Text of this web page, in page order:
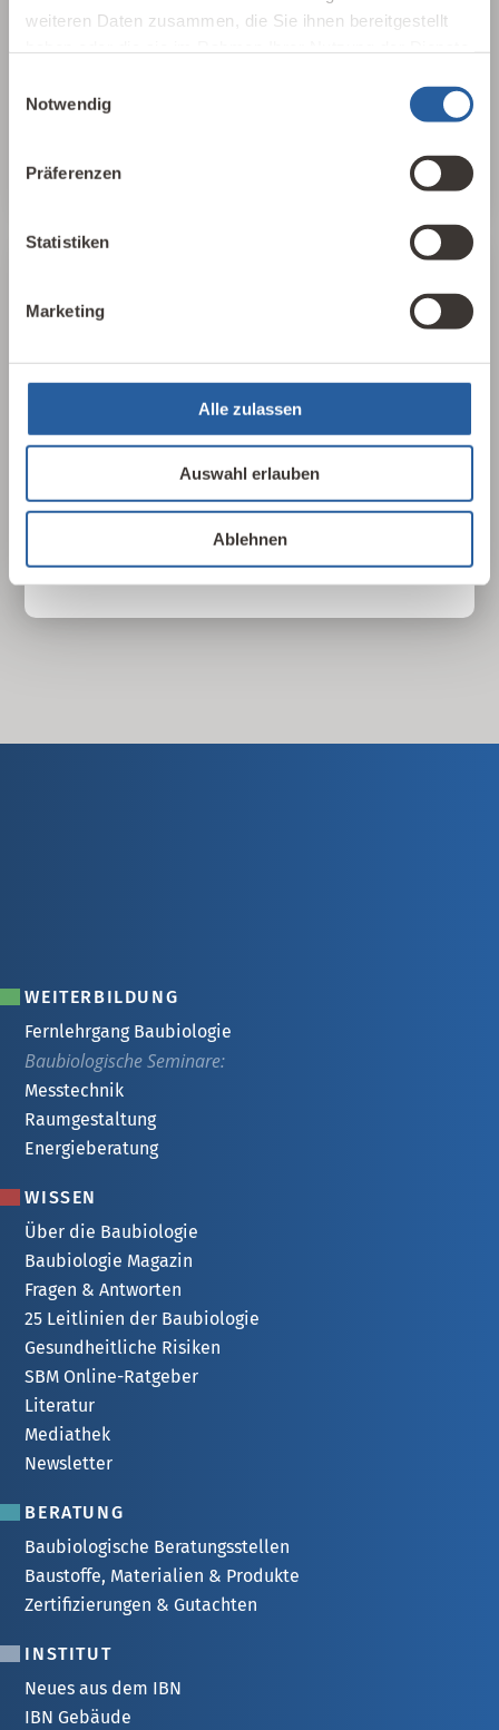
weiteren Daten zusammen, die Sie ihnen bereitgestellt
Notwendig
Präferenzen
Statistiken
Marketing
Alle zulassen
Auswahl erlauben
Ablehnen
Natur aus? Dabei werden ganzheitlich
25 Leitlinien
Baubiologie die wichtigsten Parameter
herausgearbeitet, sortiert und
zusammengefasst. In 17 Sprachen, als PDF
25 Leitlinien ansehen
WEITERBILDUNG
Fernlehrgang Baubiologie
Baubiologische Seminare:
Messtechnik
Raumgestaltung
Energieberatung
WISSEN
Über die Baubiologie
Baubiologie Magazin
Fragen & Antworten
25 Leitlinien der Baubiologie
Gesundheitliche Risiken
SBM Online-Ratgeber
Literatur
Mediathek
Newsletter
BERATUNG
Baubiologische Beratungsstellen
Baustoffe, Materialien & Produkte
Zertifizierungen & Gutachten
INSTITUT
Neues aus dem IBN
IBN Gebäude